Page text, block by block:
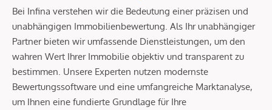
Bei Infina verstehen wir die Bedeutung einer präzisen und
unabhängigen Immobilienbewertung. Als Ihr unabhängiger
Partner bieten wir umfassende Dienstleistungen, um den
wahren Wert Ihrer Immobilie objektiv und transparent zu
bestimmen. Unsere Experten nutzen modernste
Bewertungssoftware und eine umfangreiche Marktanalyse,
um Ihnen eine fundierte Grundlage für Ihre